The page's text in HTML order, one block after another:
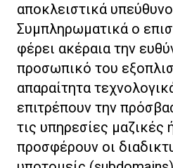
αποκλειστικά
Συμπληρωματικά ο
φέρει ακέραια την
προσωπικό του
απαραίτητα
επιτρέπουν την
τις υπηρεσίες
προσφέρουν οι